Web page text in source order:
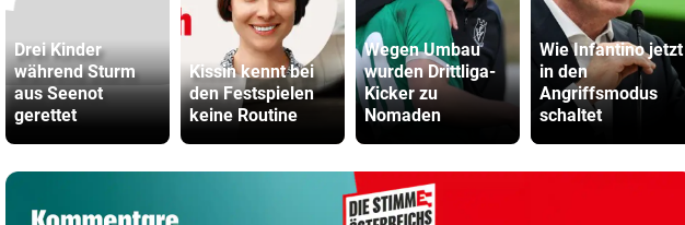
Drei Kinder
während Sturm
aus Seenot
gerettet
Kissin kennt bei
den Festspielen
keine Routine
Wegen Umbau
wurden Drittliga-
Kicker zu
Nomaden
Wie Infantino jetzt
in den
Angriffsmodus
schaltet